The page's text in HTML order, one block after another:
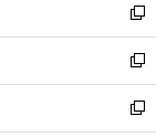
く
で
開
く
ド
ウ
で
開
く
ィ
ン
ド
ウ
で
開
い
ウ
ィ
ン
ド
ウ
新
し
い
ウ
ィ
新
し
い
新